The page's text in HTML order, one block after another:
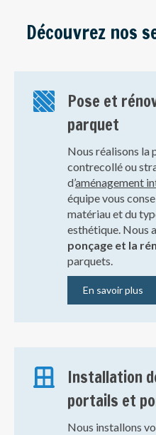
Découvrez nos
Pose et
parquet
Nous réalisons la
contrecollé ou
d’aménagement
équipe vous
matériau et du
esthétique. Nous
ponçage et la
parquets.
En savoir plus
Installation
portails et
Nous installons